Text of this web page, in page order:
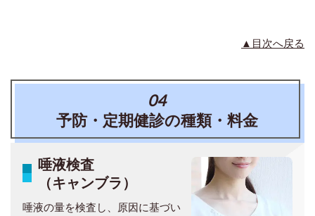
▲目次へ戻る
04
予防・定期健診の種類・料金
唾液検査
（キャンブラ）
唾液の量を検査し、原因に基づい